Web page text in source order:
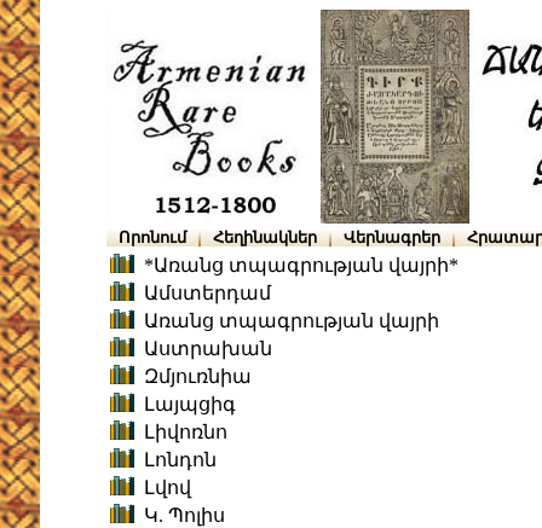
Որոնում Հեղինակներ Վերնագրեր
*Առանց տպագրության վայրի*
Ամստերդամ
Առանց տպագրության վայրի
Աստրախան
Զմյուռնիա
Լայպցիգ
Լիվոռնո
Լոնդոն
Լվով
Կ. Պոլիս